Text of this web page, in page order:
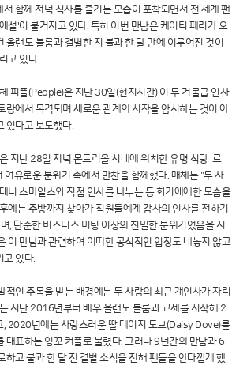
함께 저녁 식사를 즐기는 모습이 포착되면서 전 세계 팬
설'이 불거지고 있다. 특히 이번 만남은 케이티 페리가 오
올랜도 블룸과 결별한 지 불과 한 달 만에 이루어진 것이
고 있다.
피플(People)은 지난 30일(현지시간) 이 두 거물급 인사
랑에서 목격되며 새로운 관계의 시작을 암시하는 것이 아
있다고 보도했다.
지난 28일 저녁 몬트리올 시내에 위치한 유명 식당 '르
유로운 분위기 속에서 만찬을 함께했다. 매체는 "두 사
니 스마일스와 직접 인사를 나누는 등 화기애애한 모습을
에는 주방까지 찾아가 직원들에게 감사의 인사를 전하기
, 단순한 비즈니스 미팅 이상의 친밀한 분위기였음을 시
이 만남과 관련하여 어떠한 공식적인 입장도 내놓지 않고
고 있다.
적인 주목을 받는 배경에는 두 사람의 최근 개인사가 자리
지난 2016년부터 배우 올랜도 블룸과 교제를 시작해 2
2020년에는 사랑스러운 딸 데이지 도브(Daisy Dove)를
대표하는 잉꼬 커플로 불렸다. 그러나 9년간의 만남과 6
하고 불과 한 달 전 결별 소식을 전해 팬들을 안타깝게 했